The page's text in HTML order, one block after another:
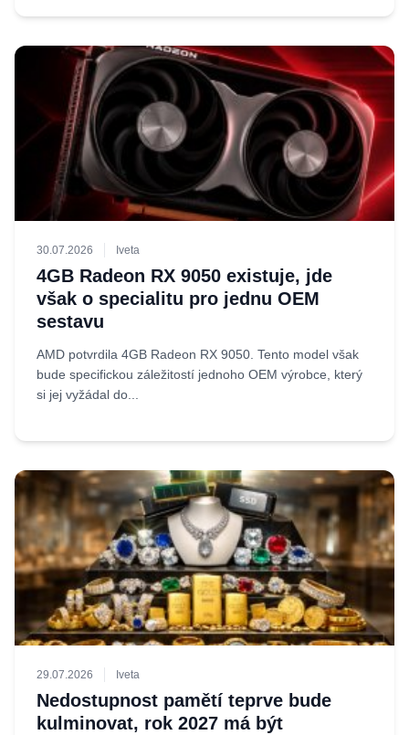
30.07.2026 Iveta
4GB Radeon RX 9050 existuje, jde
však o specialitu pro jednu OEM
sestavu
AMD potvrdila 4GB Radeon RX 9050. Tento model však
bude specifickou záležitostí jednoho OEM výrobce, který
si jej vyžádal do...
29.07.2026 Iveta
Nedostupnost pamětí teprve bude
kulminovat, rok 2027 má být